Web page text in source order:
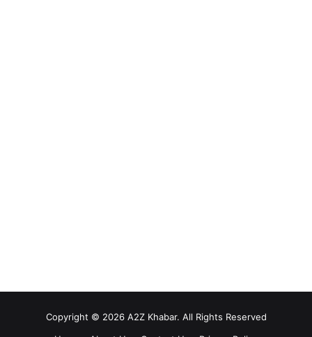
Copyright © 2026 A2Z Khabar. All Rights Reserved